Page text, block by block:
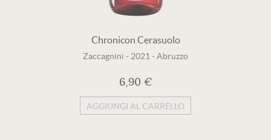
Chronicon Cerasuolo
Zaccagnini - 2021 - Abruzzo
6,90 €
AGGIUNGI AL CARRELLO